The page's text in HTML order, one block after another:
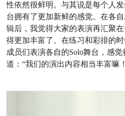
性依然很鲜明。与其说是每个人
台拥有了更加新鲜的感觉。在各
辑后，我觉得大家的表演再汇聚
得更加丰富了。在练习和彩排的
成员们表演各自的Solo舞台，感觉
道：“我们的演出内容相当丰富嘛